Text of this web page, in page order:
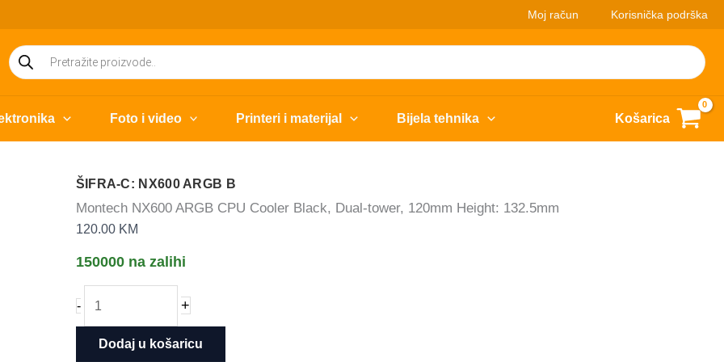
Moj račun Korisnička podrška
Products
search
Foto i video Printeri i materijal Bijela tehnika Košarica
ŠIFRA-C: NX600 ARGB B
Montech NX600 ARGB CPU Cooler Black, Dual-tower, 120mm Height: 132.5mm
120.00 KM
150000 na zalihi
-
NX600
+
Dodaj u košaricu